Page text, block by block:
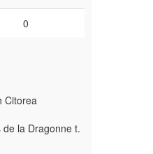
0
Citorea
la Dragonne t.